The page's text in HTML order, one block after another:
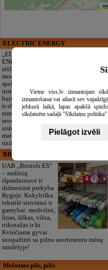
ELECTRIC ENERGY
„ELECTRIC
ENERGY Kandava“
siūlo pilną elektros
montavimo darbų
spektrą,
instaliacijos,
buitinės technikos
ir elektronikos
remontą, silpnų
srovių ir apsaugos
sistemų įrengimą, projektavimą,
matavimus bei elektros ūkio saugumo
rizikos vertinimą.
BRISTOLS ES, SIA
UAB „Bristols ES“
– audinių
išparduotuvė ir
didmeninė prekyba
Rygoje. Kokybiška
tekstilė siuvimui ir
gamybai: medvilnė,
linas, šilkas, vilna,
trikotažas ir kt.
Kviečiame gyvai
susipažinti su pilnu asortimentu mūsų
sandėlyje!
Mežotnes pils, pilis
Vietne viss.lv izmantojam
izmantošanai vai atlasīt sev
jebkurā laikā, lapas apakšā
sīkdatnēm sadaļā "Sīkdatņu politika"
Pielāgot izvēli